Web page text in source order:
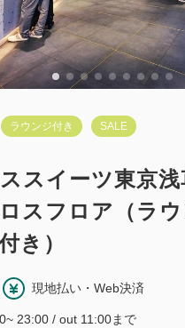
ラウンジ付き SALE
ススイーツ東京
スフロア（ラウ
き）
現地払い・Web決済
23:00 / out 11:00まで